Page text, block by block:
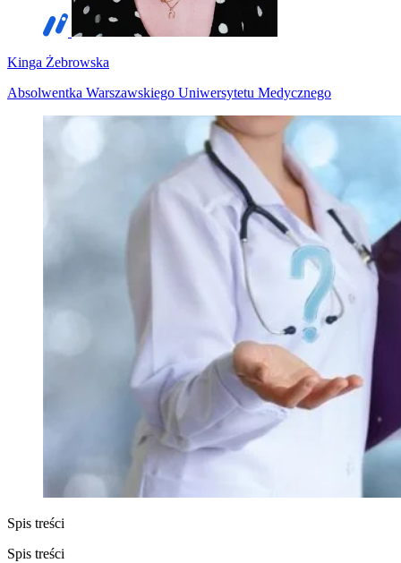
Kinga Żebrowska
Absolwentka Warszawskiego Uniwersytetu Medycznego
Spis treści
Spis treści